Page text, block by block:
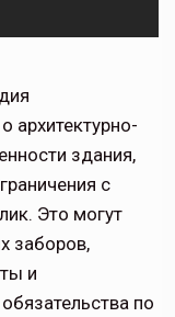
архитектурно-
здания,
с
Это могут
заборов,
и
по